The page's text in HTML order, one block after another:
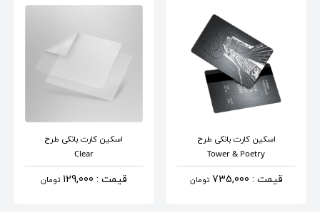
اسکین کارت بانکی طرح
Tower & Poetry
قیمت : 735,000 تومان
اسکین کارت بانکیطرح
Clear
قیمت : 129,000 تومان